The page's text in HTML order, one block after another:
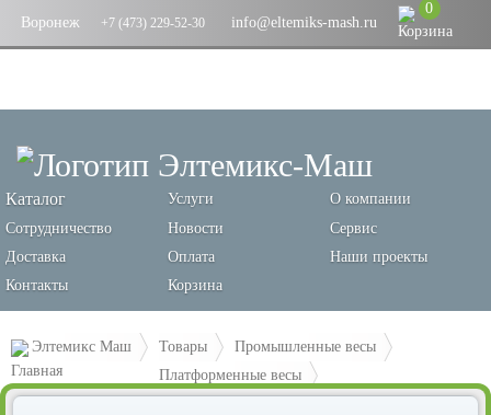
Воронеж +7 (473) 229-52-30 info@eltemiks-mash.ru
0
Каталог Услуги
О компании
Сотрудничество
Новости
Сервис
Доставка
Оплата
Наши проекты
Контакты
Корзина
Элтемикс Маш Товары
Промышленные весы
Платформенные весы
Весы противоударные «Индустрия» Эльтон 10000